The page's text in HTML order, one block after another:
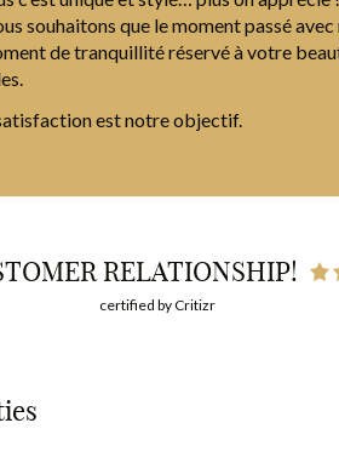
souhaitons que le moment passé
de tranquillité réservé à votre
est notre objectif.
RELATIONSHIP!
certified by Critizr